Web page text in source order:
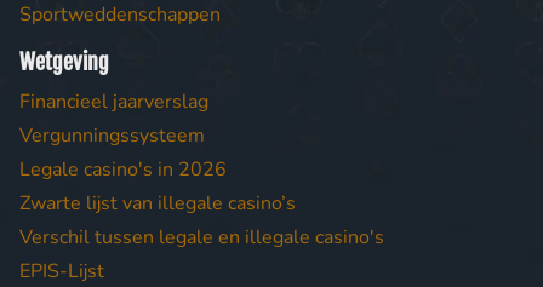
Sportweddenschappen
Wetgeving
Financieel jaarverslag
Vergunningssysteem
Legale casino's in 2026
Zwarte lijst van illegale casino’s
Verschil tussen legale en illegale casino's
EPIS-Lijst